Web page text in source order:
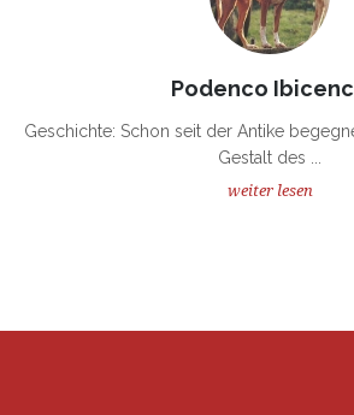
Podenco
Geschichte: Schon seit der Antike
Gestalt des ...
weiter lesen